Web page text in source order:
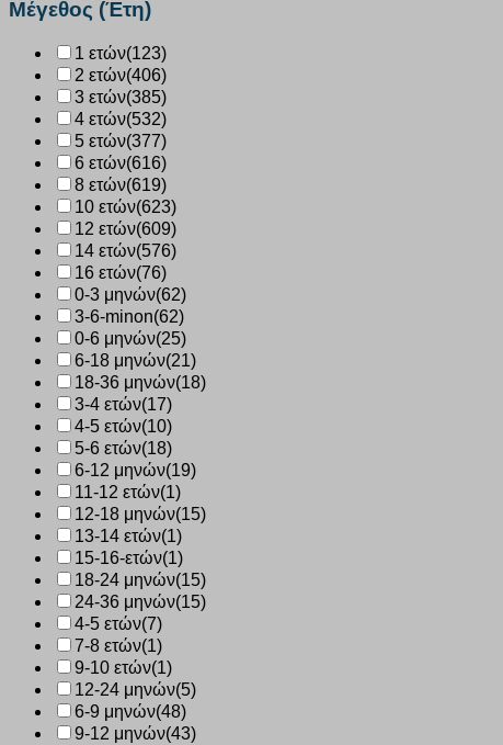
Μέγεθος (Έτη)
1 ετών(123)
2 ετών(406)
3 ετών(385)
4 ετών(532)
5 ετών(377)
6 ετών(616)
8 ετών(619)
10 ετών(623)
12 ετών(609)
14 ετών(576)
16 ετών(76)
0-3 μηνών(62)
3-6-minon(62)
0-6 μηνών(25)
6-18 μηνών(21)
18-36 μηνών(18)
3-4 ετών(17)
4-5 ετών(10)
5-6 ετών(18)
6-12 μηνών(19)
11-12 ετών(1)
12-18 μηνών(15)
13-14 ετών(1)
15-16-ετών(1)
18-24 μηνών(15)
24-36 μηνών(15)
4-5 ετών(7)
7-8 ετών(1)
9-10 ετών(1)
12-24 μηνών(5)
6-9 μηνών(48)
9-12 μηνών(43)